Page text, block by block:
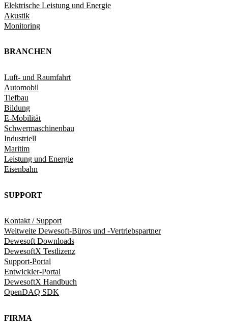
Elektrische Leistung und Energie​
Akustik
Monitoring
BRANCHEN
Luft- und Raumfahrt
Automobil
Tiefbau
Bildung
E-Mobilität
Schwermaschinenbau
Industriell
Maritim
Leistung und Energie
Eisenbahn
SUPPORT
Kontakt / Support
Weltweite Dewesoft-Büros und -Vertriebspartner
Dewesoft Downloads
DewesoftX Testlizenz
Support-Portal
Entwickler-Portal
DewesoftX Handbuch
OpenDAQ SDK
FIRMA